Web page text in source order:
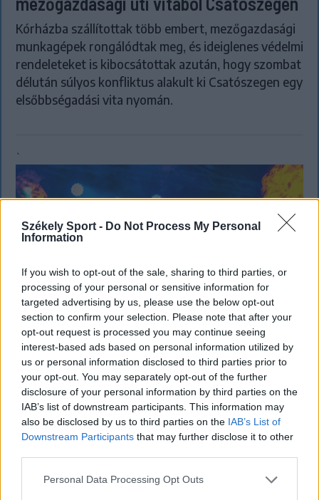
Székely Sport - Do Not Process My Personal
Information
If you wish to opt-out of the sale, sharing to third parties, or
processing of your personal or sensitive information for
targeted advertising by us, please use the below opt-out
section to confirm your selection. Please note that after your
opt-out request is processed you may continue seeing
interest-based ads based on personal information utilized by
us or personal information disclosed to third parties prior to
your opt-out. You may separately opt-out of the further
disclosure of your personal information by third parties on the
IAB’s list of downstream participants. This information may
also be disclosed by us to third parties on the IAB’s List of
Downstream Participants that may further disclose it to other
Personal Data Processing Opt Outs
Kórházba szállítottak több embert, mezőgazdasági
munkagépek rongálódtak meg, és ideiglenes védelmi
rendeleteket is kibocsátottak azután, hogy szombat
délután súlyos konfliktus alakult ki Csatószegen egy
elsőbbségadási vita nyomán.
`
KRÓNIKA
Büntetőfeljelentést tett Majka ügyvédje
a romániai telefonszámról érkezett
fenyegetés miatt
Büntetőfeljelentést tett csütörtökön Majka